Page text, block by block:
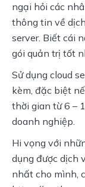
ngại hỏi các
thông tin về
server. Biết cái
gói quản trị tốt
Sử dụng cloud
kèm, đặc biệt
thời gian từ 6 –
doanh nghiệp.
Hi vọng với
dụng được dịch
nhất cho mình,